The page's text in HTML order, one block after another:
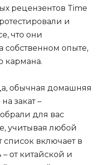
рецензентов Time
и
что они
собственном опыте,
кармана.
обычная домашняя
закат –
для вас
учитывая любой
список включает в
от китайской и